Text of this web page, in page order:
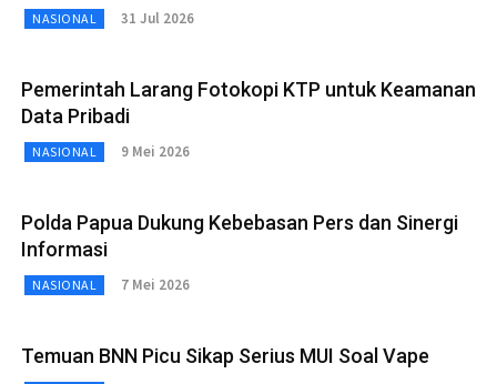
NASIONAL 31 Jul 2026
Pemerintah Larang Fotokopi KTP untuk Keamanan
Data Pribadi
NASIONAL 9 Mei 2026
Polda Papua Dukung Kebebasan Pers dan Sinergi
Informasi
NASIONAL 7 Mei 2026
Temuan BNN Picu Sikap Serius MUI Soal Vape